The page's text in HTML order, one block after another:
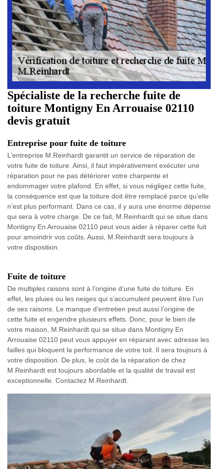
Spécialiste de la recherche fuite de
toiture Montigny En Arrouaise 02110
devis gratuit
Entreprise pour fuite de toiture
L’entreprise M.Reinhardt garantit un service de réparation de
votre fuite de toiture. Ainsi, il faut impérativement exécuter une
réparation pour ne pas détériorer votre charpente et
endommager votre plafond. En effet, si vous négligez cette fuite,
la conséquence est que la toiture doit être remplacé parce qu’elle
n’est plus performant. Dans ce cas, il y aura une énorme dépense
qui sera à votre charge. De ce fait, M.Reinhardt qui se situe dans
Montigny En Arrouaise 02110 peut vous aider à réparer cette fuit
pour amoindrir vos coûts. Aussi, M.Reinhardt sera toujours à
votre disposition.
Fuite de toiture
De multiples raisons sont à l’origine d’une fuite de toiture. En
effet, les pluies ou les neiges qui s’accumulent peuvent être l’un
de ses raisons. Le manque d’entretien peut aussi l’origine de
cette fuite et engendre plusieurs effets. Donc, pour le bien de
votre maison, M.Reinhardt qui se situe dans Montigny En
Arrouaise 02110 peut vous appuyer en réparant avec adresse les
failles qui bloquent la performance de votre toit. Il sera toujours à
votre disposition. De plus, le coût de la réparation de chez
M.Reinhardt est toujours abordable et la qualité de travail est
exceptionnelle. Contactez M.Reinhardt.